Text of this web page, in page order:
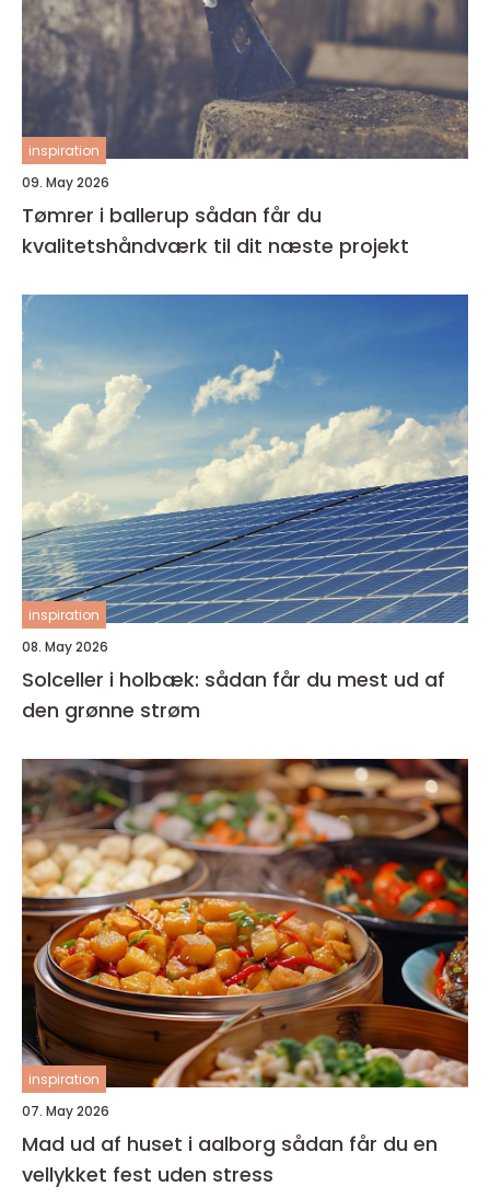
inspiration
09. May 2026
Tømrer i ballerup sådan får du
kvalitetshåndværk til dit næste projekt
inspiration
08. May 2026
Solceller i holbæk: sådan får du mest ud af
den grønne strøm
inspiration
07. May 2026
Mad ud af huset i aalborg sådan får du en
vellykket fest uden stress